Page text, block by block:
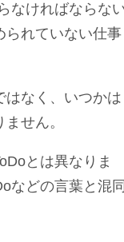
なければならな
られていない仕事
はなく、いつかは
せん。
とは異なりま
などの言葉と混